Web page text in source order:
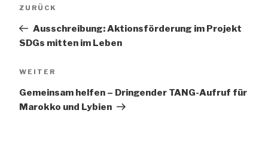
Vorheriger
ZURÜCK
Ausschreibung: Aktionsförderung im Projekt
SDGs mitten im Leben
Nächster
WEITER
Gemeinsam helfen – Dringender TANG-Aufruf für
Marokko und Lybien